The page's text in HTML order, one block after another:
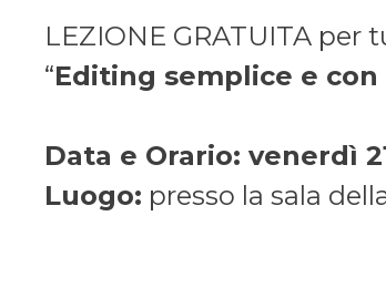
LEZIONE GRATUITA
“Editing semplice e
Data e Orario: venerdì
Luogo: presso la sala